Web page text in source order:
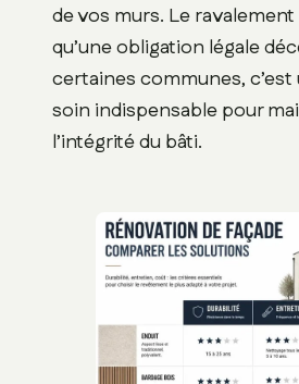
de vos murs. Le ravalement
qu’une obligation légale
certaines communes,
soin indispensable pour
l’intégrité du bâti.